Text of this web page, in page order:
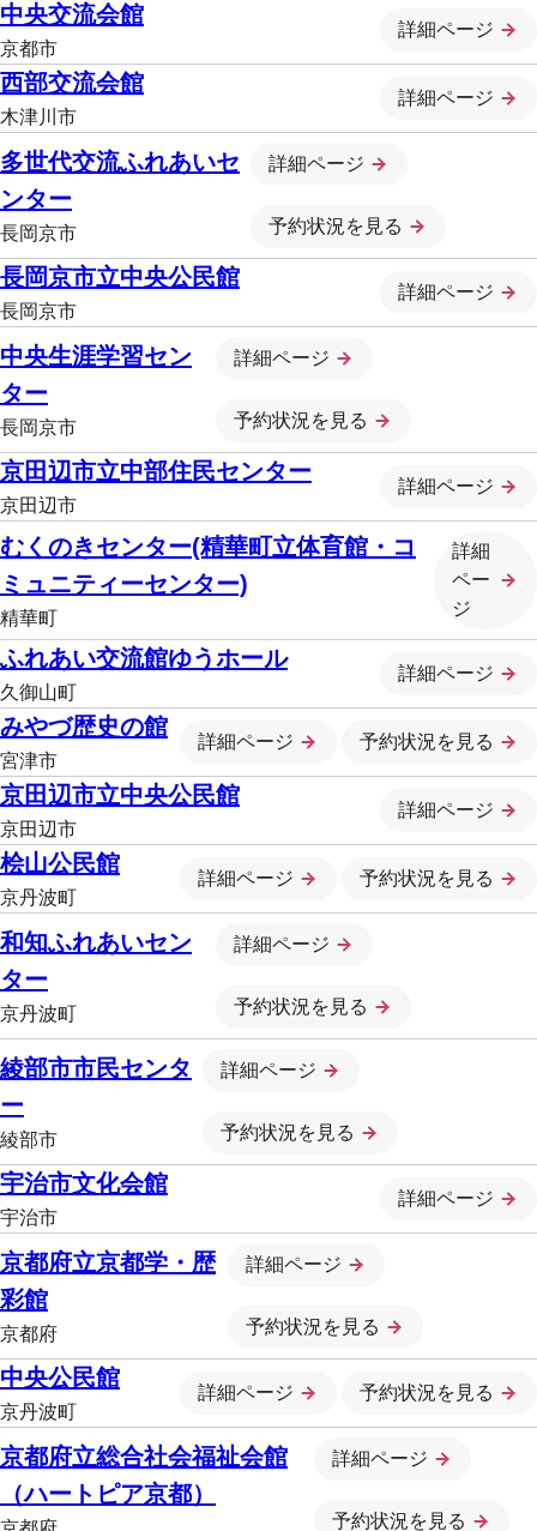
中央交流会館
京都市
詳細ページ
西部交流会館
木津川市
詳細ページ
多世代交流ふれあいセ
ンター
長岡京市
詳細ページ
予約状況を見る
長岡京市立中央公民館
長岡京市
詳細ページ
中央生涯学習セン
ター
長岡京市
詳細ページ
予約状況を見る
京田辺市立中部住民センター
京田辺市
詳細ページ
むくのきセンター(精華町立体育館・コ
ミュニティーセンター)
精華町
詳細
ペー
ジ
ふれあい交流館ゆうホール
久御山町
詳細ページ
みやづ歴史の館
宮津市
詳細ページ 予約状況を見る
京田辺市立中央公民館
京田辺市
詳細ページ
桧山公民館
京丹波町
詳細ページ 予約状況を見る
和知ふれあいセン
ター
京丹波町
詳細ページ
予約状況を見る
綾部市市民センタ
ー
綾部市
詳細ページ
予約状況を見る
宇治市文化会館
宇治市
詳細ページ
京都府立京都学・歴
彩館
京都府
詳細ページ
予約状況を見る
中央公民館
京丹波町
詳細ページ 予約状況を見る
京都府立総合社会福祉会館
（ハートピア京都）
詳細ページ
予約状況を見る